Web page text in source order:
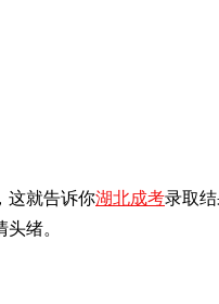
这就告诉你湖北成考录取
绪。